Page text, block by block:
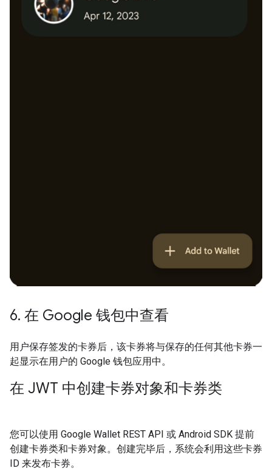
6. 在 Google 钱包中查看
用户保存签发的卡券后，该卡券将与保存的任何其他卡券一
起显示在用户的 Google 钱包应用中。
在 JWT 中创建卡券对象和卡券类
您可以使用 Google Wallet REST API 或 Android SDK 提前
创建卡券类和卡券对象。创建完毕后，系统会利用这些卡券
ID 来发布卡券。